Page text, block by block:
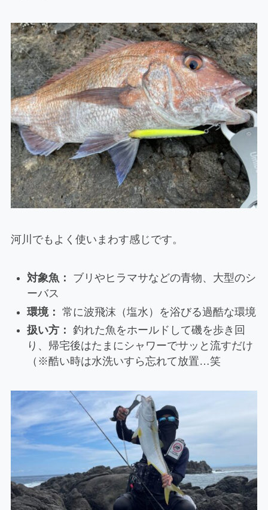
河川でもよく使いまわす感じです。
対象魚：
ブリやヒラマサなどの青物、大型のシ
ーバス
環境： 常に波飛沫（塩水）を浴びる過酷な環境
扱い方： 釣れた魚をホールドして磯を歩き回
り、帰宅後はたまにシャワーでサッと流すだけ
（※酷い時は水洗いすら忘れて放置…笑